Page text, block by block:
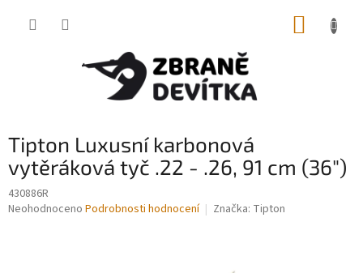
Tipton Luxusní karbonová
vytěráková tyč .22 - .26, 91 cm (36")
430886R
Průměrné
Neohodnoceno Podrobnosti hodnocení Značka: Tipton